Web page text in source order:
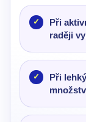
Při
raději
Při